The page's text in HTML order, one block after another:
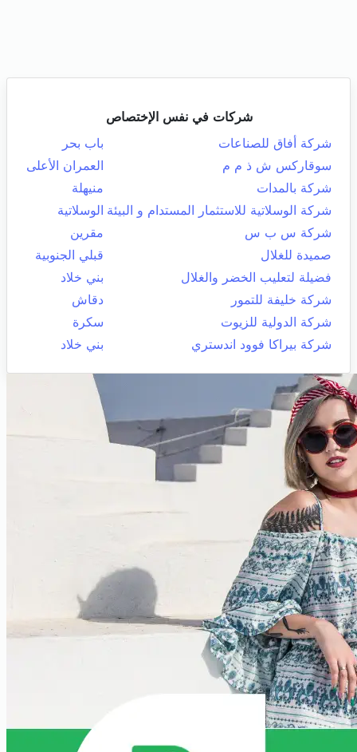
شركات في نفس الإختصاص
شركة أفاق للصناعات
باب بحر
سوقاركس ش ذ م م
العمران الأعلى
شركة بالمدات
منيهلة
شركة الوسلاتية للاستثمار المستدام و البيئة الوسلاتية
شركة س ب س
مقرين
صميدة للغلال
قبلي الجنوبية
فضيلة لتعليب الخضر والغلال
بني خلاد
شركة خليفة للتمور
دقاش
شركة الدولية للزيوت
سكرة
شركة بيراكا فوود اندستري
بني خلاد